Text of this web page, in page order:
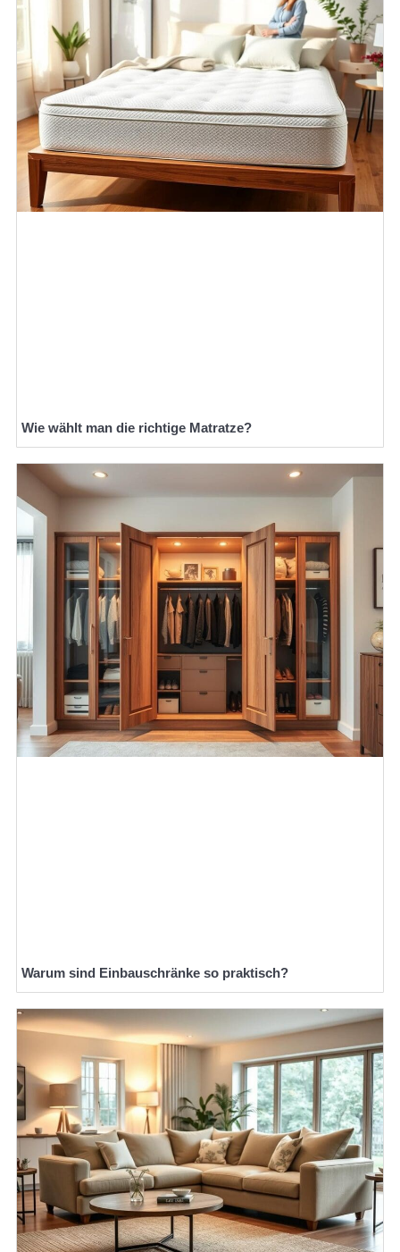
Wie wählt man die richtige Matratze?
Warum sind Einbauschränke so praktisch?